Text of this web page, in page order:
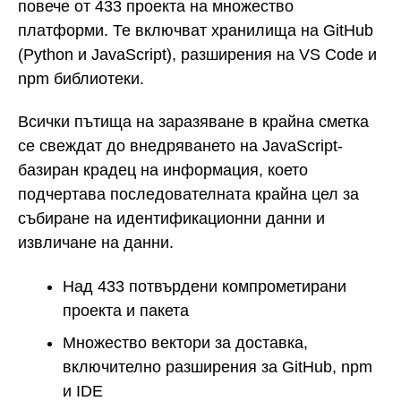
повече от 433 проекта на множество
платформи. Те включват хранилища на GitHub
(Python и JavaScript), разширения на VS Code и
npm библиотеки.
Всички пътища на заразяване в крайна сметка
се свеждат до внедряването на JavaScript-
базиран крадец на информация, което
подчертава последователната крайна цел за
събиране на идентификационни данни и
извличане на данни.
Над 433 потвърдени компрометирани
проекта и пакета
Множество вектори за доставка,
включително разширения за GitHub, npm
и IDE